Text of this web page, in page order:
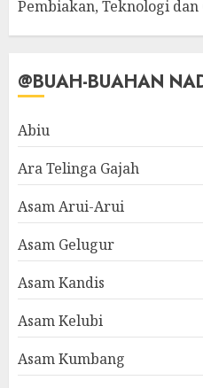
Pembiakan, Teknologi
@BUAH-BUAHAN
Abiu
Ara Telinga Gajah
Asam Arui-Arui
Asam Gelugur
Asam Kandis
Asam Kelubi
Asam Kumbang